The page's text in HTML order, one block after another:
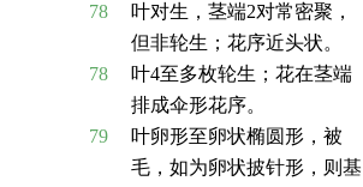
78
叶对生，茎端2对常密聚，
但非轮生；花序近头状。
78
叶4至多枚轮生；花在茎端
排成伞形花序。
79
叶卵形至卵状椭圆形，被
毛，如为卵状披针形，则基